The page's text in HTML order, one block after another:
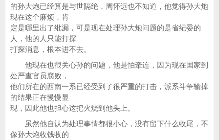
的孙大炮已经算是与世隔绝，周怀远也不知道，他觉得孙大炮
现在这个麻烦，肯
定是哪里出了纰漏，可是现在处理孙大炮问题的是省纪委的
人，他的人只能打探
打探消息，根本进不去。
他现在也很关心孙的问题，他是怕牵连，因为现在国家到
处严查官员腐败，
他们所在的西南一系已经受到了很严重的打击，派系斗争输掉
的结果正在慢慢显
现，因此他也担心这把火烧到他头上。
虽然他自认为处理事情都很小心，没有留下什么收尾，不
像孙大炮收钱收的